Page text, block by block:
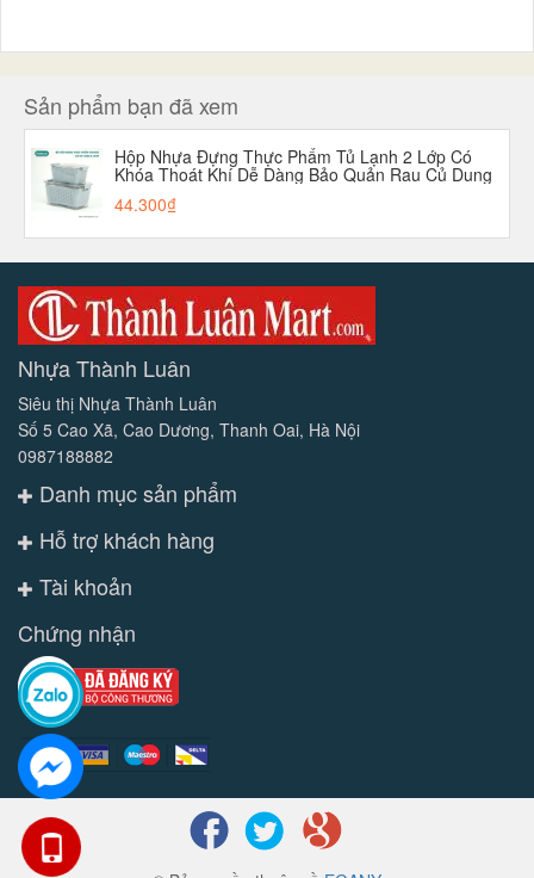
Sản phẩm bạn đã xem
Hộp Nhựa Đựng Thực Phẩm Tủ Lạnh 2 Lớp Có
Khóa Thoát Khí Dễ Dàng Bảo Quản Rau Củ Dung
Tích 1700 MLaladanh-net-vn
44.300₫
Nhựa Thành Luân
Siêu thị Nhựa Thành Luân
Số 5 Cao Xã, Cao Dương, Thanh Oai, Hà Nội
0987188882
Danh mục sản phẩm
Hỗ trợ khách hàng
Tài khoản
Chứng nhận